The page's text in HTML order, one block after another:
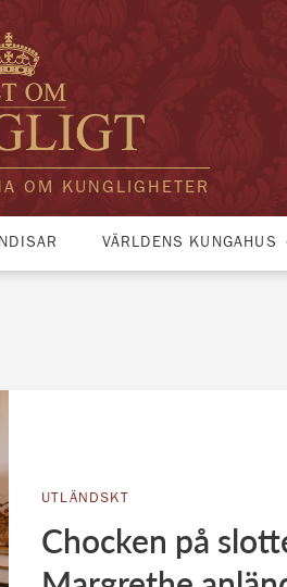
OM KUNGLIGHETER
VÄRLDENS KUNGAHUS
UTLÄNDSKT
Chocken på